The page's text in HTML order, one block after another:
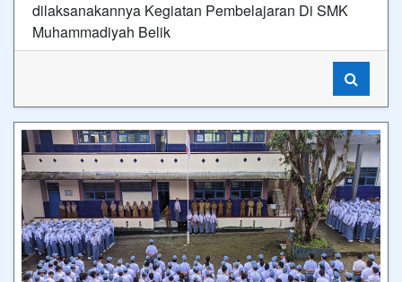
dilaksanakannya Kegiatan Pembelajaran Di SMK
Muhammadiyah Belik